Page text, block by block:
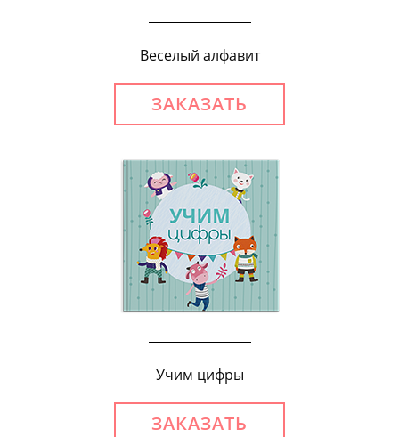
Веселый алфавит
ЗАКАЗАТЬ
Учим цифры
ЗАКАЗАТЬ